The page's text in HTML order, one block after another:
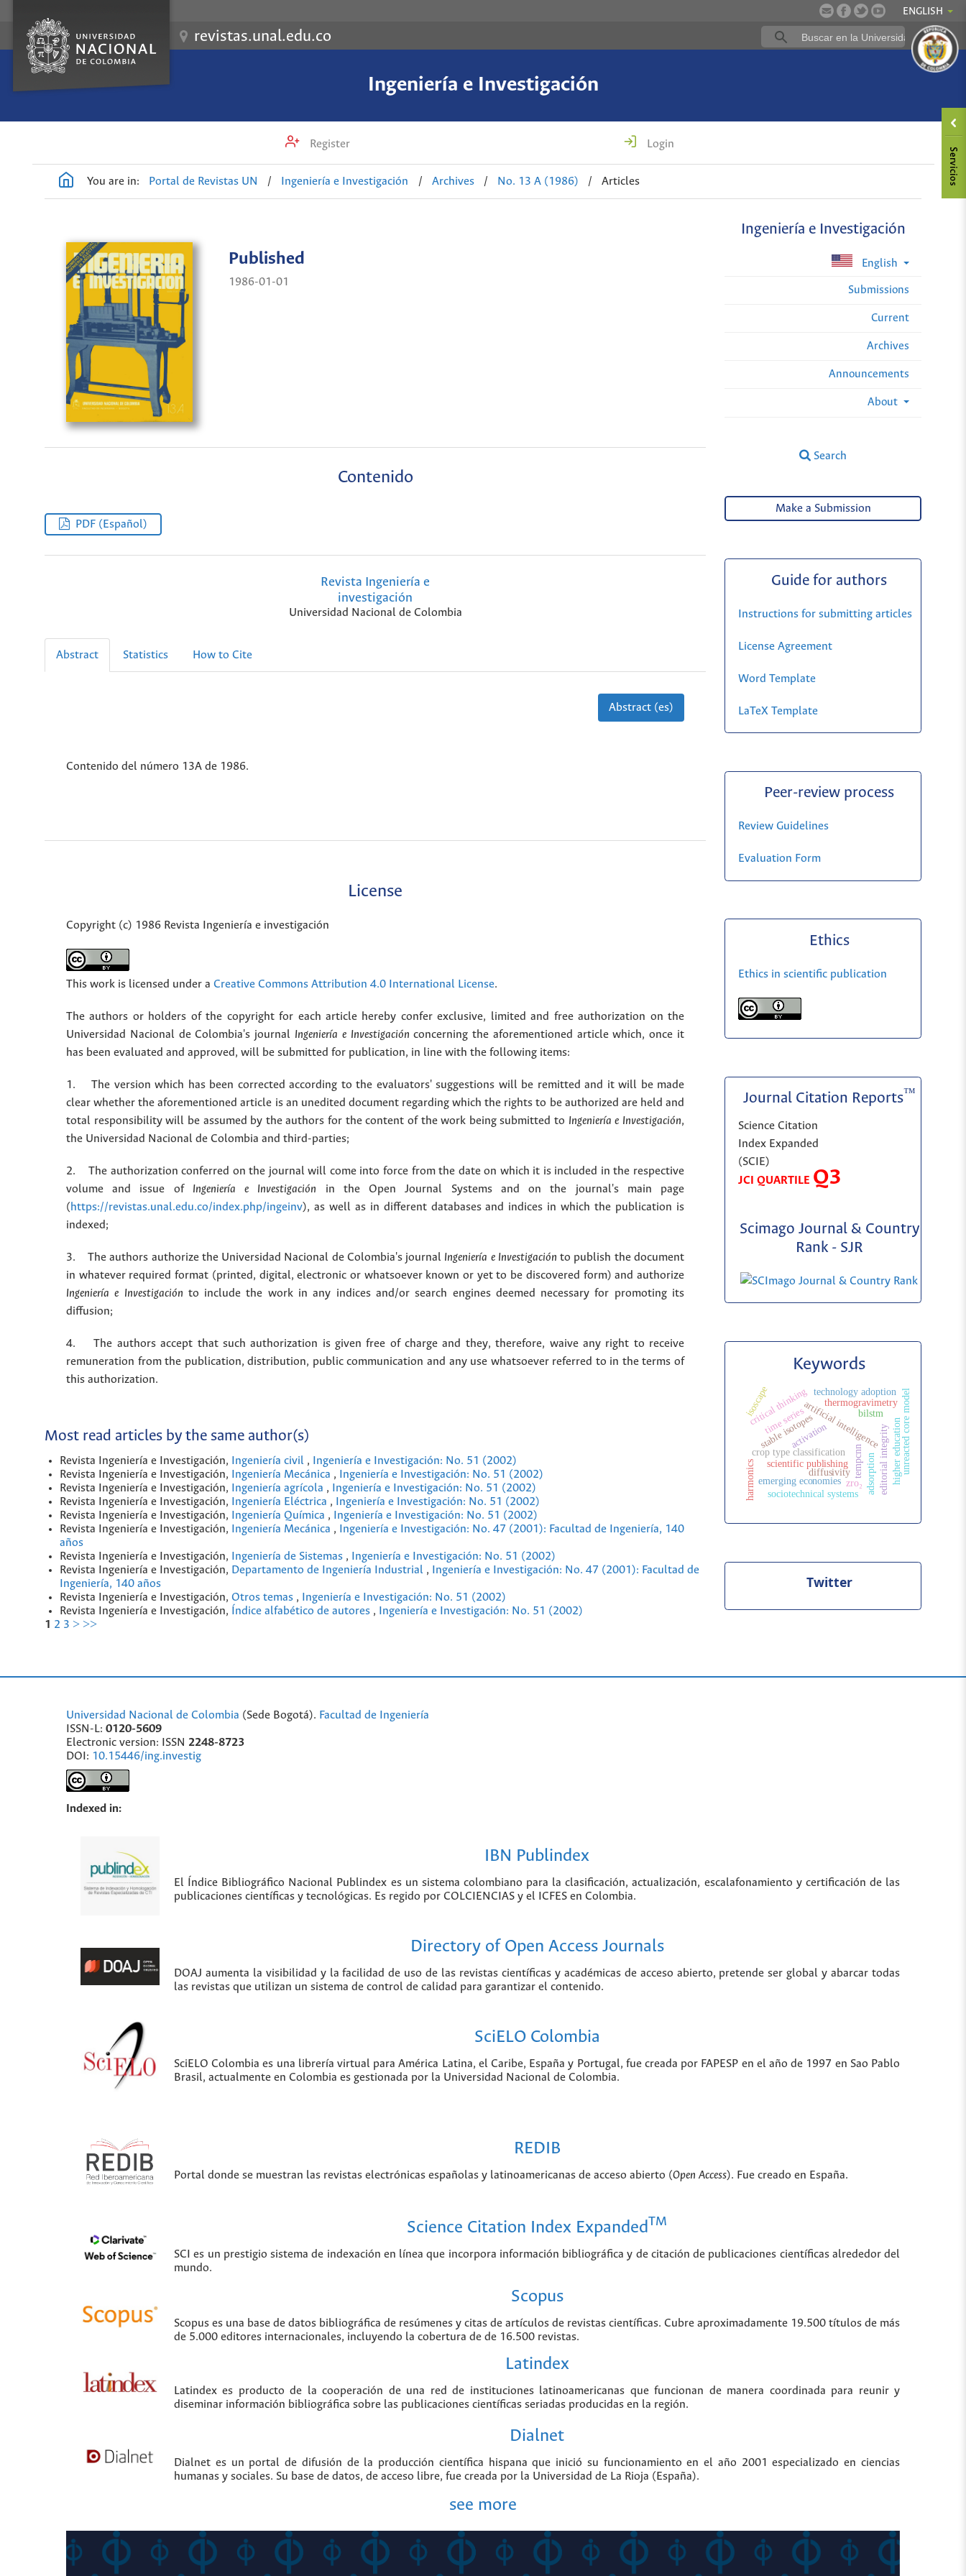
ENGLISH
revistas.unal.edu.co
Ingeniería e Investigación
Register Login
You are in: Portal de Revistas UN / Ingeniería e Investigación / Archives / No. 13 A (1986) / Articles
Ingeniería e Investigación
English
Submissions
Current
Archives
Announcements
About
Search
Published
1986-01-01
Contenido
PDF (Español)
Revista Ingeniería e
investigación
Universidad Nacional de Colombia
Abstract Statistics How to Cite
Abstract (es)
Contenido del número 13A de 1986.
License
Copyright (c) 1986 Revista Ingeniería e investigación
This work is licensed under a Creative Commons Attribution 4.0 International License.
The authors or holders of the copyright for each article hereby confer exclusive, limited and free authorization on the
Universidad Nacional de Colombia's journal Ingeniería e Investigación concerning the aforementioned article which, once it
has been evaluated and approved, will be submitted for publication, in line with the following items:
1. The version which has been corrected according to the evaluators' suggestions will be remitted and it will be made
clear whether the aforementioned article is an unedited document regarding which the rights to be authorized are held and
total responsibility will be assumed by the authors for the content of the work being submitted to Ingeniería e Investigación,
the Universidad Nacional de Colombia and third-parties;
2. The authorization conferred on the journal will come into force from the date on which it is included in the respective
volume and issue ofIngeniería e Investigación in the Open Journal Systems and on the journal's main page
(https://revistas.unal.edu.co/index.php/ingeinv), as well as in different databases and indices in which the publication is
indexed;
3. The authors authorize the Universidad Nacional de Colombia's journal Ingeniería e Investigación to publish the document
in whatever required format (printed, digital, electronic or whatsoever known or yet to be discovered form) and authorize
Ingeniería e Investigación to include the work in any indices and/or search engines deemed necessary for promoting its
diffusion;
4. The authors accept that such authorization is given free of charge and they, therefore, waive any right to receive
remuneration from the publication, distribution, public communication and any use whatsoever referred to in the terms of
this authorization.
Most read articles by the same author(s)
Revista Ingeniería e Investigación, Ingeniería civil ,
Ingeniería e Investigación: No. 51 (2002)
Revista Ingeniería e Investigación,
Ingeniería Mecánica ,
Ingeniería e Investigación: No. 51 (2002)
Revista Ingeniería e Investigación,
Ingeniería agrícola ,
Ingeniería e Investigación: No. 51 (2002)
Revista Ingeniería e Investigación,
Ingeniería Eléctrica ,
Ingeniería e Investigación: No. 51 (2002)
Revista Ingeniería e Investigación,
Ingeniería Química ,
Ingeniería e Investigación: No. 51 (2002)
Revista Ingeniería e Investigación,
Ingeniería Mecánica ,
Ingeniería e Investigación: No. 47 (2001): Facultad de Ingeniería, 140
años
Revista Ingeniería e Investigación,
Ingeniería de Sistemas ,
Ingeniería e Investigación: No. 51 (2002)
Revista Ingeniería e Investigación, Departamento de Ingeniería Industrial ,
Ingeniería e Investigación: No. 47 (2001): Facultad de
Ingeniería, 140 años
Revista Ingeniería e Investigación, Otros temas ,
Ingeniería e Investigación: No. 51 (2002)
Revista Ingeniería e Investigación,
Índice alfabético de autores ,
Ingeniería e Investigación: No. 51 (2002)
1 2 3 > >>
Make a Submission
Guide for authors
Instructions for submitting articles
License Agreement
Word Template
LaTeX Template
Peer-review process
Review Guidelines
Evaluation Form
Ethics
Ethics in scientific publication
Journal Citation Reports™
Science Citation
Index Expanded
(SCIE)
JCI QUARTILE Q3
Scimago Journal & Country
Rank - SJR
Keywords
artificial intelligence
scientific publishing editorial integrity
crop type classification
time series
tempcnn
bilstm
activation
diffusivity
thermogravimetry unreacted core model
critical thinking
higher education
harmonics emerging economies
sociotechnical systems
technology adoption
isoscape
stable isotopes
adsorption
zro₂
Twitter
Universidad Nacional de Colombia (Sede Bogotá). Facultad de Ingeniería
ISSN-L: 0120-5609
Electronic version: ISSN 2248-8723
DOI: 10.15446/ing.investig
Indexed in:
IBN Publindex
El Índice Bibliográfico Nacional Publindex es un sistema colombiano para la clasificación, actualización, escalafonamiento y certificación de las
publicaciones científicas y tecnológicas. Es regido por COLCIENCIAS y el ICFES en Colombia.
Directory of Open Access Journals
DOAJ aumenta la visibilidad y la facilidad de uso de las revistas científicas y académicas de acceso abierto, pretende ser global y abarcar todas
las revistas que utilizan un sistema de control de calidad para garantizar el contenido.
SciELO Colombia
SciELO Colombia es una librería virtual para América Latina, el Caribe, España y Portugal, fue creada por FAPESP en el año de 1997 en Sao Pablo
Brasil, actualmente en Colombia es gestionada por la Universidad Nacional de Colombia.
REDIB
Portal donde se muestran las revistas electrónicas españolas y latinoamericanas de acceso abierto (Open Access). Fue creado en España.
Science Citation Index ExpandedTM
SCI es un prestigio sistema de indexación en línea que incorpora información bibliográfica y de citación de publicaciones científicas alrededor del
mundo.
Scopus
Scopus es una base de datos bibliográfica de resúmenes y citas de artículos de revistas científicas. Cubre aproximadamente 19.500 títulos de más
de 5.000 editores internacionales, incluyendo la cobertura de de 16.500 revistas.
Latindex
Latindex es producto de la cooperación de una red de instituciones latinoamericanas que funcionan de manera coordinada para reunir y
diseminar información bibliográfica sobre las publicaciones científicas seriadas producidas en la región.
Dialnet
Dialnet es un portal de difusión de la producción científica hispana que inició su funcionamiento en el año 2001 especializado en ciencias
humanas y sociales. Su base de datos, de acceso libre, fue creada por la Universidad de La Rioja (España).
see more